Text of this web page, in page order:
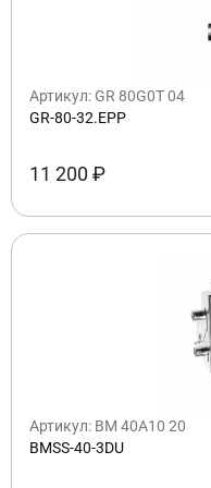
Артикул: GR 80G0T 04
GR-80-32.EPP
11 200 ₽
Артикул: BM 40A10 20
BMSS-40-3DU